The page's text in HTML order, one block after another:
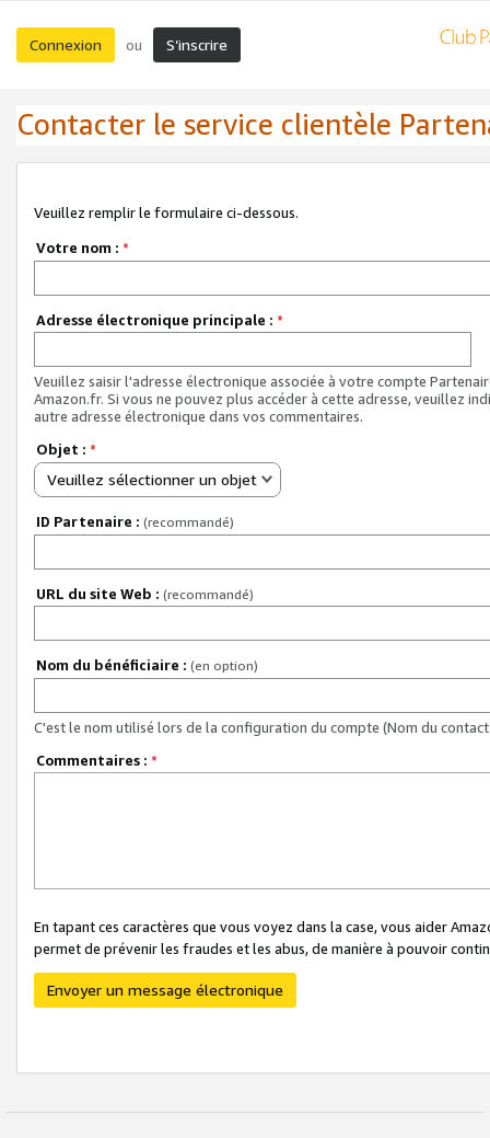
Connexion ou S’inscrire
Contacter le service clientèle
Veuillez remplir le formulaire ci-dessous.
Votre nom : *
Adresse électronique principale : *
Veuillez saisir l'adresse électronique associée à votre compte
Amazon.fr. Si vous ne pouvez plus accéder à cette adresse, veuillez
autre adresse électronique dans vos commentaires.
Objet : *
Veuillez sélectionner un objet
ID Partenaire : (recommandé)
URL du site Web : (recommandé)
Nom du bénéficiaire : (en option)
C'est le nom utilisé lors de la configuration du compte (Nom du
Commentaires : *
En tapant ces caractères que vous voyez dans la case, vous aider
permet de prévenir les fraudes et les abus, de manière à pouvoir
Envoyer un message électronique